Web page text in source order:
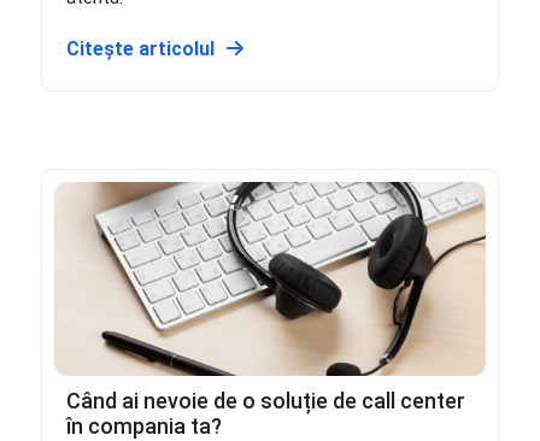
Citește articolul
Când ai nevoie de o soluție de call center
în compania ta?